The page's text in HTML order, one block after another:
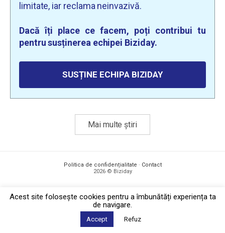
limitate, iar reclama neinvazivă.
Dacă îți place ce facem, poți contribui tu
pentru susținerea echipei Biziday.
SUSȚINE ECHIPA BIZIDAY
Mai multe știri
Politica de confidențialitate · Contact
2026 © Biziday
Acest site foloseşte cookies pentru a îmbunătăți experiența ta
de navigare.
Accept Refuz